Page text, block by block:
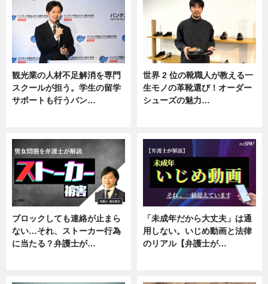
観光業の人材不足解消を専門
スクールが担う。学生の留学
サポートも行うバン…
世界 2 位の靴職人が教える一
生モノの革靴選び！オーダー
シューズの魅力…
ブロックしても連絡が止まら
ない…それ、ストーカー行為
に当たる？弁護士が…
「未成年だから大丈夫」は通
用しない。いじめ動画と法律
のリアル【弁護士が…